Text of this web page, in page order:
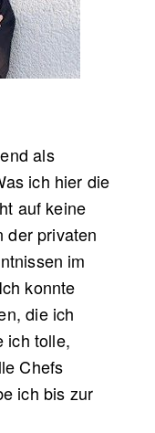
als
ich hier die
auf keine
der privaten
im
konnte
die ich
ich tolle,
Chefs
ich bis zur